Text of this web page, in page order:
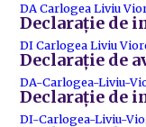
DA Carlogea Liviu
Declarație de
DI Carlogea Liviu
Declarație de
DA-Carlogea-Liviu-
Declarație de
DI-Carlogea-Liviu-